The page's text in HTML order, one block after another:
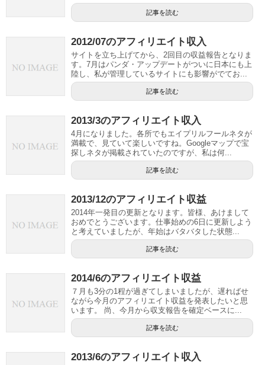
記事を読む
2012/07のアフィリエイト収入
サイトを立ち上げてから、2回目の収益報告となりま
す。7月はパンダ・アップデートがついに日本にも上
陸し、私が管理しているサイトにも影響がでてお...
記事を読む
2013/3のアフィリエイト収入
4月になりました。各所でもエイプリルフールネタが
満載で、見ていて楽しいですね。Googleマップで宝
探しネタが掲載されていたのですが、私は何...
記事を読む
2013/12のアフィリエイト収益
2014年一発目の更新となります。皆様、あけまして
おめでとうございます。仕事始めの6日に更新しよう
と考えていましたが、年始はバタバタした状態...
記事を読む
2014/6のアフィリエイト収益
７月も3分の1程が過ぎてしまいましたが、遅ればせ
ながら今月のアフィリエイト収益を発表したいと思
います。 尚、今月から収支報告を確定ベースに...
記事を読む
2013/6のアフィリエイト収入